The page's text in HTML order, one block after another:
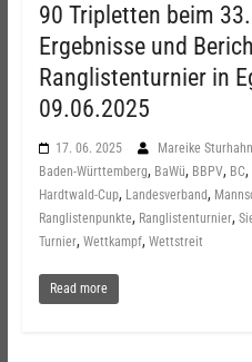
90 Tripletten beim
Ergebnisse und
Ranglistenturnier in
09.06.2025
17. 06. 2025 Mareike Sturhahn
Baden-Württemberg, BaWü, BBPV, BC,
Hardtwald-Cup, Landesverband,
Ranglistenpunkte, Ranglistenturnier,
Turnier, Wettkampf, Wettstreit
Read more